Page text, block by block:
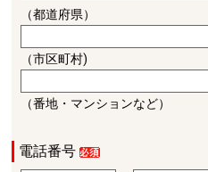
（都道府県）
（市区町村)
（番地・マンションなど）
電話番号